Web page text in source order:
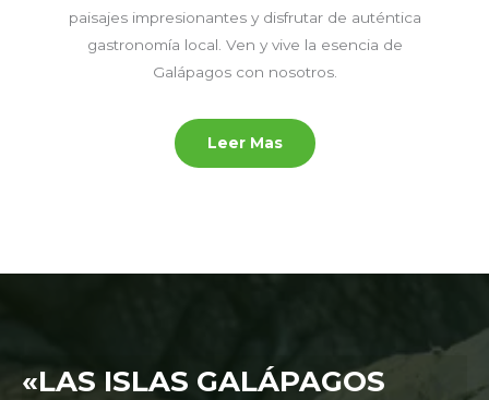
paisajes impresionantes y disfrutar de auténtica
gastronomía local. Ven y vive la esencia de
Galápagos con nosotros.
Leer Mas
«LAS ISLAS GALÁPAGOS